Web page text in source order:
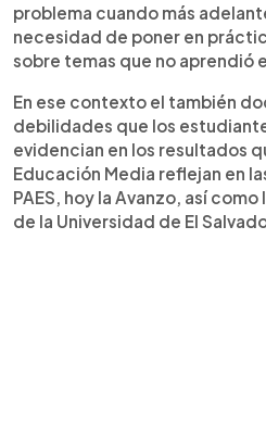
problema cuando más
necesidad de poner en
sobre temas que no aprendió
En ese contexto el también
debilidades que los
evidencian en los resultados
Educación Media reflejan en
PAES, hoy la Avanzo, así
de la Universidad de El